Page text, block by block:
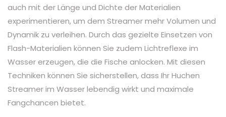
auch mit der Länge und Dichte der Materialien
experimentieren, um dem Streamer mehr Volumen und
Dynamik zu verleihen. Durch das gezielte Einsetzen von
Flash-Materialien können Sie zudem Lichtreflexe im
Wasser erzeugen, die die Fische anlocken. Mit diesen
Techniken können Sie sicherstellen, dass Ihr Huchen
Streamer im Wasser lebendig wirkt und maximale
Fangchancen bietet.